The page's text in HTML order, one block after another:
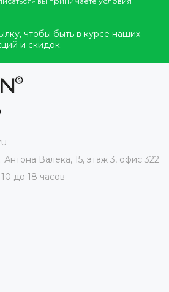
чтобы быть в курсе наших
и скидок.
Антона Валека, 15, этаж 3, офис 322
до 18 часов